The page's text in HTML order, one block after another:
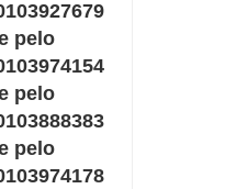
pelo
pelo
pelo